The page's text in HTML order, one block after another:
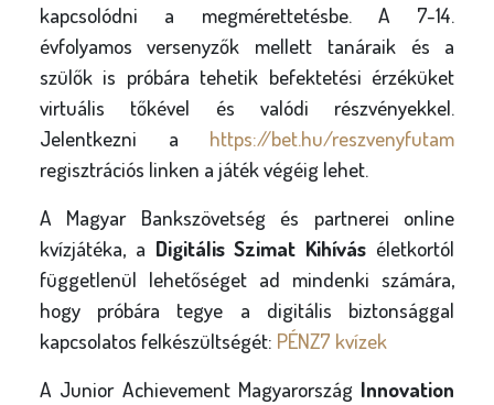
kapcsolódni a megmérettetésbe. A 7-14.
évfolyamos versenyzők mellett tanáraik és a
szülők is próbára tehetik befektetési érzéküket
virtuális tőkével és valódi részvényekkel.
Jelentkezni a https://bet.hu/reszvenyfutam
regisztrációs linken a játék végéig lehet.
A Magyar Bankszövetség és partnerei online
kvízjátéka, a Digitális Szimat Kihívás életkortól
függetlenül lehetőséget ad mindenki számára,
hogy próbára tegye a digitális biztonsággal
kapcsolatos felkészültségét: PÉNZ7 kvízek
A Junior Achievement Magyarország Innovation